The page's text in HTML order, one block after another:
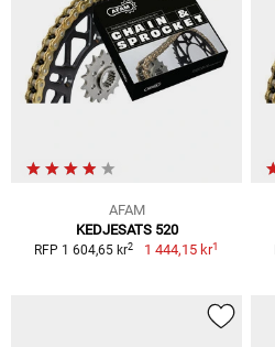
AFAM
KEDJESATS 520
RFP 1 604,65 kr2 1 444,15 kr1